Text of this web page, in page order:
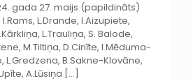
gada 27. maijs (papildināts)
L.Drande, I.Aizupiete,
L.Trauliņa, S. Balode,
M.Tiltiņa, D.Cinīte, I.Mēduma-
L.Gredzena, B.Sakne-Klovāne,
A.Lūsiņa […]